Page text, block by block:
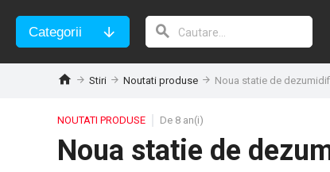
Categorii
Stiri Noutati produse Noua statie de
NOUTATI PRODUSE De 8 an(i)
Noua statie de